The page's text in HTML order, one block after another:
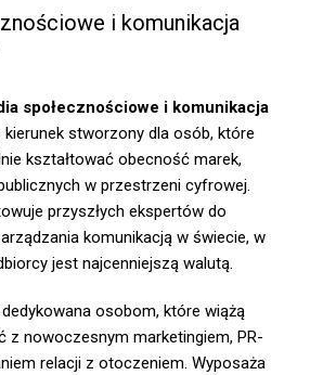
i komunikacja
społecznościowe i komunikacja
kierunek stworzony dla osób, które
kształtować obecność marek,
w przestrzeni cyfrowej.
przyszłych ekspertów do
komunikacją w świecie, w
jest najcenniejszą walutą.
osobom, które wiążą
z nowoczesnym marketingiem, PR-
relacji z otoczeniem. Wyposaża